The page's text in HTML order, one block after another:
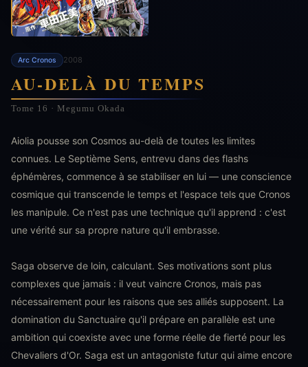
Arc Cronos 2008
AU-DELÀ DU TEMPS
Tome 16 · Megumu Okada
Aiolia pousse son Cosmos au-delà de toutes les limites
connues. Le Septième Sens, entrevu dans des flashs
éphémères, commence à se stabiliser en lui — une conscience
cosmique qui transcende le temps et l'espace tels que Cronos
les manipule. Ce n'est pas une technique qu'il apprend : c'est
une vérité sur sa propre nature qu'il embrasse.
Saga observe de loin, calculant. Ses motivations sont plus
complexes que jamais : il veut vaincre Cronos, mais pas
nécessairement pour les raisons que ses alliés supposent. La
domination du Sanctuaire qu'il prépare en parallèle est une
ambition qui coexiste avec une forme réelle de fierté pour les
Chevaliers d'Or. Saga est un antagoniste futur qui aime encore